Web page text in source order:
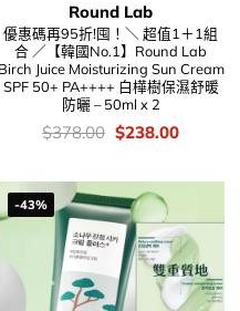
Round Lab
優惠碼再95折!囤！＼ 超值1＋1組
合 ／【韓國No.1】Round Lab
Birch Juice Moisturizing Sun Cream
SPF 50+ PA++++ 白樺樹保濕舒暖
防曬 – 50ml x 2
價
錢：
$378.00 Original
price
$378.00.
$238.00Current
-43%